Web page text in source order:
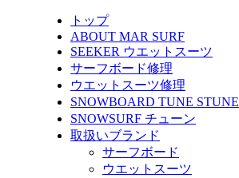
トップ
ABOUT MAR SURF
SEEKER ウエットスーツ
サーフボード修理
ウエットスーツ修理
SNOWBOARD TUNE
SNOWSURF チューン
取扱いブランド
サーフボード
ウエットスーツ